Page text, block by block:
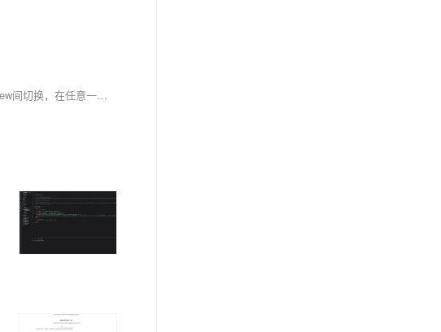
Android ViewSwitcher简介和使用 Android ViewSwitcher主要应用场景之一：比如在一个布局文件中，根据业务需求，需要在两个View间切换，在任意一个时刻，只能显示一个View。